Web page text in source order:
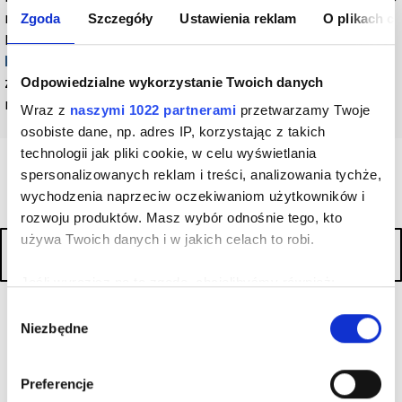
Zgoda Szczegóły Ustawienia reklam O plikach
Odpowiedzialne wykorzystanie Twoich danych
Wraz z naszymi 1022 partnerami przetwarzamy Twoje
osobiste dane, np. adres IP, korzystając z takich
technologii jak pliki cookie, w celu wyświetlania
spersonalizowanych reklam i treści, analizowania tychże,
wychodzenia naprzeciw oczekiwaniom użytkowników i
rozwoju produktów. Masz wybór odnośnie tego, kto
używa Twoich danych i w jakich celach to robi.
geograficznej z dokładnością nawet do kilku metrów
charakteryzującego je zbiory danych (fingerprinting,
czyli wirtualny odcisk palca)
zgody
Niezbędne
Preferencje
rodzaju okazji utrzymanych w atmosferze półformalnej.
Możemy skomponować ją na przykład z półformalną
koszulą
zaawansowane osoby w świecie męskiej mody mogą
również zestawić ją z nieco odważniejszymi dodatkami.